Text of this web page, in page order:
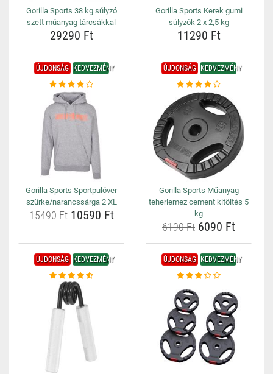
Gorilla Sports 38 kg súlyzó
szett műanyag tárcsákkal
29290 Ft
Gorilla Sports Kerek gumi
súlyzók 2 x 2,5 kg
11290 Ft
ÚJDONSÁG KEDVEZMÉNY
Gorilla Sports Sportpulóver
szürke/narancssárga 2 XL
15490 Ft10590 Ft
ÚJDONSÁG KEDVEZMÉNY
Gorilla Sports Műanyag
teherlemez cement kitöltés 5
kg
6190 Ft 6090 Ft
ÚJDONSÁG KEDVEZMÉNY ÚJDONSÁG KEDVEZMÉNY